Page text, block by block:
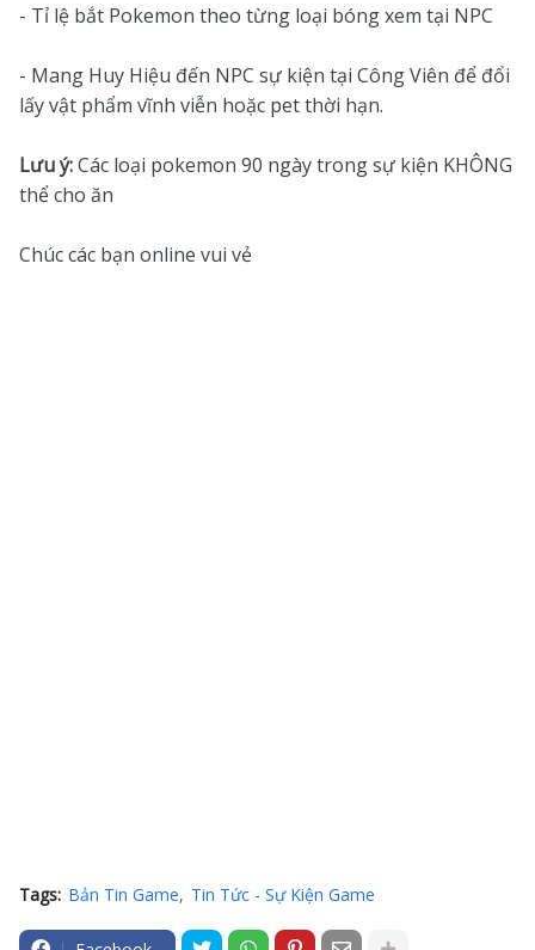
- Tỉ lệ bắt Pokemon theo từng loại bóng xem tại NPC
- Mang Huy Hiệu đến NPC sự kiện tại Công Viên để đổi
lấy vật phẩm vĩnh viễn hoặc pet thời hạn.
Lưu ý:Các loại pokemon 90 ngày trong sự kiện KHÔNG
thể cho ăn
Chúc các bạn online vui vẻ
Tags: Bản Tin Game Tin Tức - Sự Kiện Game